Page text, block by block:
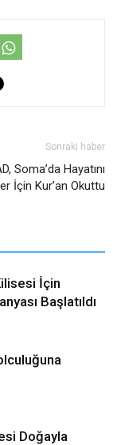
Sonraki haber
Soma’da Hayatını
İçin Kur’an Okuttu
İçin
Başlatıldı
Doğayla